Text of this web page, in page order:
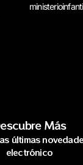
Más
últimas
electrónico